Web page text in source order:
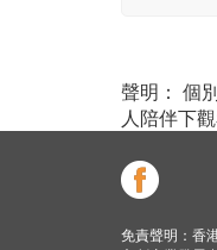
聲明： 個
人陪伴下觀
免責聲明：香